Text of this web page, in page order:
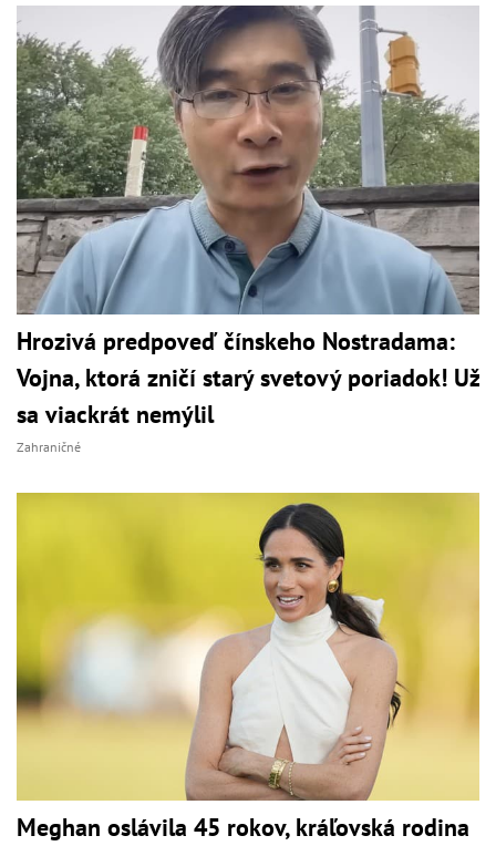
Hrozivá predpoveď čínskeho Nostradama:
Vojna, ktorá zničí starý svetový poriadok! Už
sa viackrát nemýlil
Zahraničné
Meghan oslávila 45 rokov, kráľovská rodina